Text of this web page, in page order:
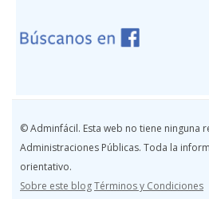
© Adminfácil. Esta web no tiene ninguna
Administraciones Públicas. Toda la
orientativo.
Sobre este blogTérminos y Condiciones